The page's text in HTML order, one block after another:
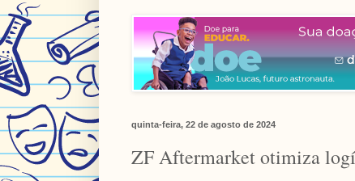
quinta-feira, 22 de agosto de 2024
ZF Aftermarket otimiza